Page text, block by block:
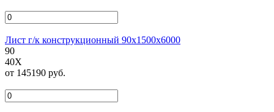
Лист г/к конструкционный 90х1500х6000
90
40Х
от 145190 руб.